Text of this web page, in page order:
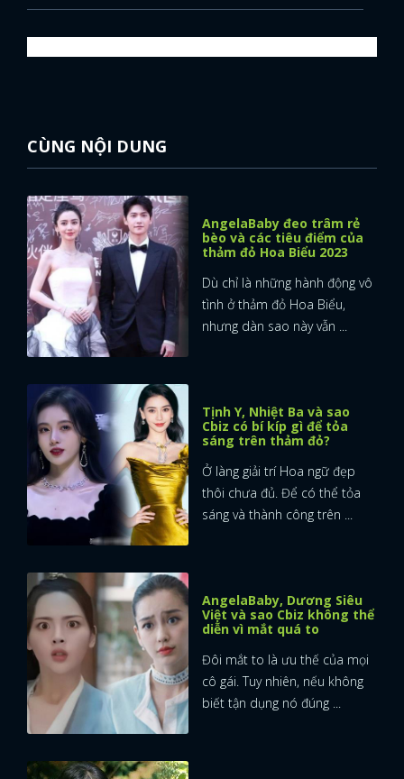
CÙNG NỘI DUNG
AngelaBaby đeo trâm rẻ
bèo và các tiêu điểm của
thảm đỏ Hoa Biểu 2023
Dù chỉ là những hành động vô
tình ở thảm đỏ Hoa Biểu,
nhưng dàn sao này vẫn ...
Tịnh Y, Nhiệt Ba và sao
Cbiz có bí kíp gì để tỏa
sáng trên thảm đỏ?
Ở làng giải trí Hoa ngữ đẹp
thôi chưa đủ. Để có thể tỏa
sáng và thành công trên ...
AngelaBaby, Dương Siêu
Việt và sao Cbiz không thể
diễn vì mắt quá to
Đôi mắt to là ưu thế của mọi
cô gái. Tuy nhiên, nếu không
biết tận dụng nó đúng ...